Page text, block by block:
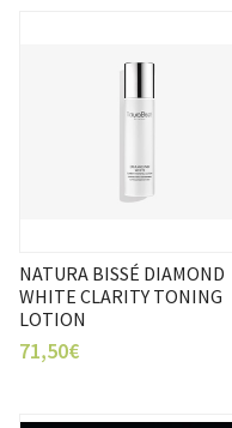
NATURA BISSÉ DIAMOND
WHITE CLARITY TONING
LOTION
71,50€